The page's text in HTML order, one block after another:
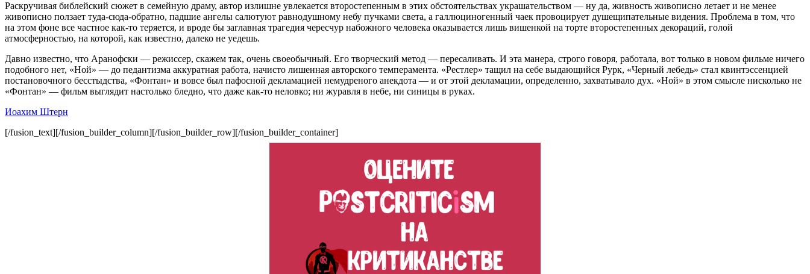
Раскручивая библейский сюжет в семейную драму, автор излишне увлекается второстепенным в этих обстоятельствах украшательством — ну да, живность живописно летает и не менее
живописно ползает туда-сюда-обратно, падшие ангелы салютуют равнодушному небу пучками света, а галлюциногенный чаек провоцирует душещипательные видения. Проблема в том, что
на этом фоне все частное как-то теряется, и вроде бы заглавная трагедия чересчур набожного человека оказывается лишь вишенкой на торте второстепенных декораций, голой
атмосферностью, на которой, как известно, далеко не уедешь.
Давно известно, что Аранофски — режиссер, скажем так, очень своеобычный. Его творческий метод — пересаливать. И эта манера, строго говоря, работала, вот только в новом фильме ничего
подобного нет, «Ной» — до педантизма аккуратная работа, начисто лишенная авторского темперамента. «Рестлер» тащил на себе выдающийся Рурк, «Черный лебедь» стал квинтэссенцией
постановочного бесстыдства, «Фонтан» и вовсе был пафосной декламацией немудреного анекдота — и от этой декламации, определенно, захватывало дух. «Ной» в этом смысле нисколько не
«Фонтан» — фильм выглядит настолько бледно, что даже как-то неловко; ни журавля в небе, ни синицы в руках.
Иоахим Штерн
[/fusion_text][/fusion_builder_column][/fusion_builder_row][/fusion_builder_container]